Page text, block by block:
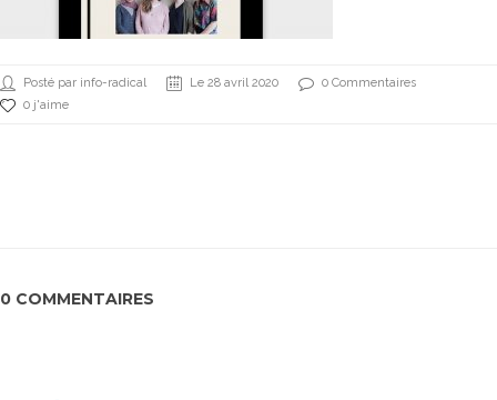
Posté par info-radical Le 28 avril 2020
0 Commentaires
0 j'aime
0 COMMENTAIRES